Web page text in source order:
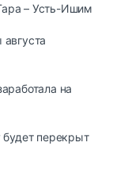
– Усть-Ишим
на
будет перекрыт